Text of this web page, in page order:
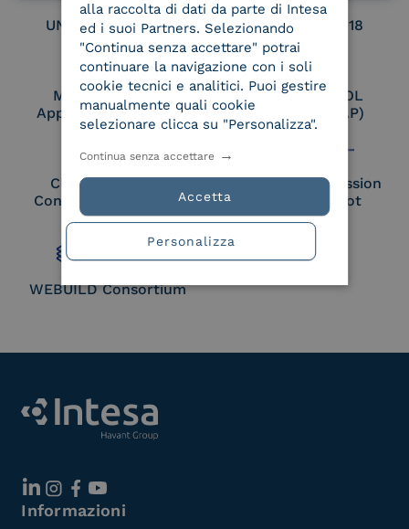
UNI EN ISO 27017 UNI EN ISO 27018
Membro Adobe
Approved Trust List
Certified PEPPOL
Access Point (AP)
Cloud Signature
Consortium Member
European Commission
Large Scale Pilot
Member
WEBUILD Consortium
Informazioni
alla raccolta di dati da parte di Intesa
ed i suoi Partners. Selezionando
"Continua senza accettare" potrai
continuare la navigazione con i soli
cookie tecnici e analitici. Puoi gestire
manualmente quali cookie
selezionare clicca su "Personalizza".
Accetta
Continua senza accettare
Personalizza